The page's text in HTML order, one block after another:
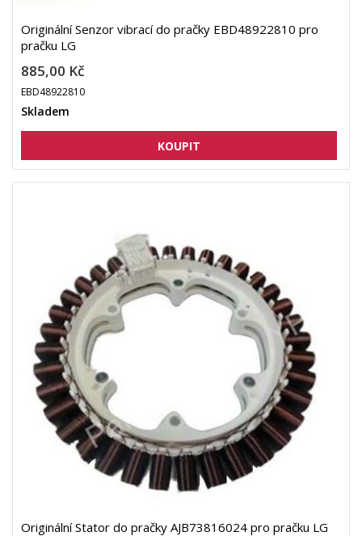
Originální Senzor vibrací do pračky EBD48922810 pro
pračku LG
885,00 Kč
EBD48922810
Skladem
Originální Stator do pračky AJB73816024 pro pračku LG